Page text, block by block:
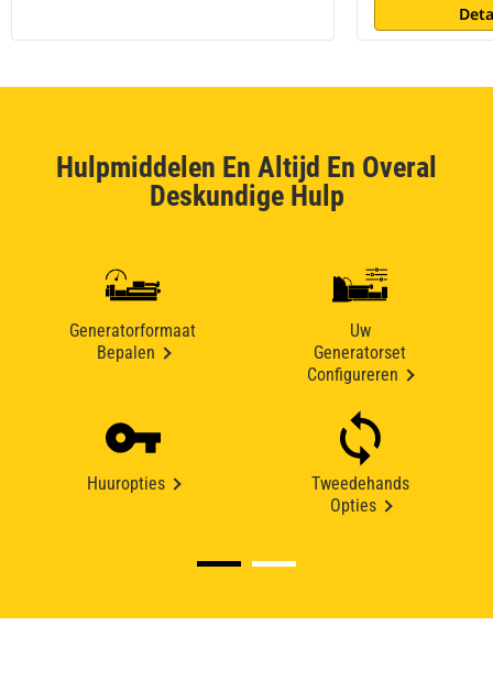
Hulpmiddelen En Altijd En Overal
Deskundige Hulp
Generatorformaat
Bepalen
Uw
Generatorset
Configureren
Huuropties
Tweedehands
Opties